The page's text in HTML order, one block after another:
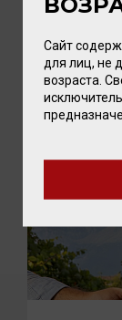
Лето —
близкими. А
Сайт
для лиц, не
возраста.